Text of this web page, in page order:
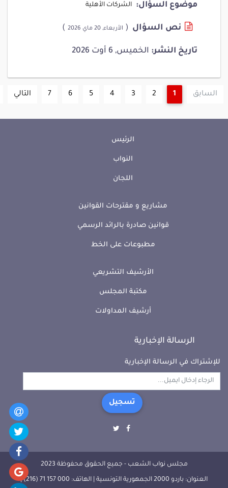
موضوع السؤال:
الشركات الأهلية
نص السؤال ( الأربعاء, 20 ماي 2026 )
تاريخ النشر: الخميس, 6 أوت 2026
السابق 1
2
3
4
5
6
7 التالي
الرئيس
النواب
اللجان
مشاريع و مقترحات القوانين
قوانين صادرة بالرائد الرسمي
مطبوعات على الخط
الأرشيف التشريعي
مكتبة المجلس
أرشيف المداولات
الرسالة الإخبارية
للإشتراك في الرسالة الإخبارية
تسجيل
مجلس نواب الشعب - جميع الحقوق محفوظة 2023
العنوان: باردو 2000 الجمهورية التونسية | الهاتف: 000 157 71 (216) |